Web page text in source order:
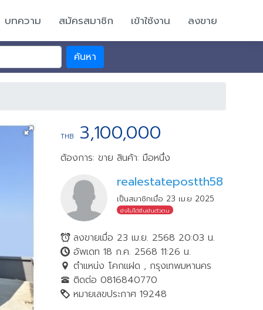
บทความ สมัครสมาชิก เข้าใช้งาน ลงขาย
ค้นหา
THB 3,100,000
ต้องการ: ขาย สินค้า: มือหนึ่ง
realestatepostth58
เป็นสมาชิกเมื่อ 23 เม.ย 2025
ยังไม่ได้ยืนยันตัวตน
ลงขายเมื่อ 23 เม.ย. 2568 20:03 น.
อัพเดท 18 ก.ค. 2568 11:26 น.
ตำแหน่ง โคกแฝด , กรุงเทพมหานคร
ติดต่อ 0816840770
หมายเลขประกาศ 19248